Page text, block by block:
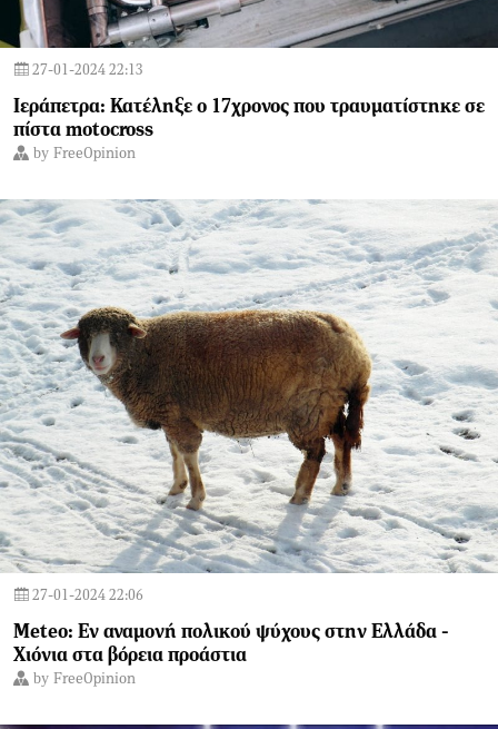
27-01-2024 22:13
Ιεράπετρα: Κατέληξε ο 17χρονος που τραυματίστηκε σε
πίστα motocross
by FreeOpinion
27-01-2024 22:06
Meteo: Εν αναμονή πολικού ψύχους στην Ελλάδα -
Χιόνια στα βόρεια προάστια
by FreeOpinion